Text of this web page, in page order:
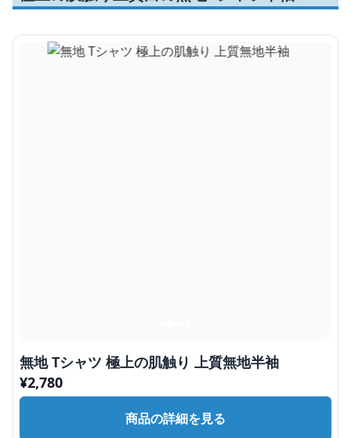
無地 Tシャツ 極上の肌触り 上質無地半袖
¥2,780
商品の詳細を見る